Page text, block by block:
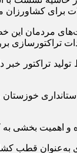
برای
تراکتورسازی
تراکتور
و اهمیت